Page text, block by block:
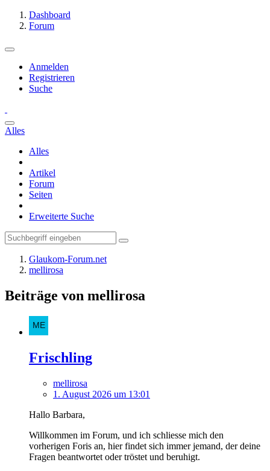
Dashboard
Forum
Anmelden
Registrieren
Suche
Alles
Alles
Artikel
Forum
Seiten
Erweiterte Suche
Glaukom-Forum.net
mellirosa
Beiträge von mellirosa
Frischling
mellirosa
1. August 2026 um 13:01
Hallo Barbara,
Willkommen im Forum, und ich schliesse mich den
vorherigen Foris an, hier findet sich immer jemand, der deine
Fragen beantwortet oder tröstet und beruhigt.